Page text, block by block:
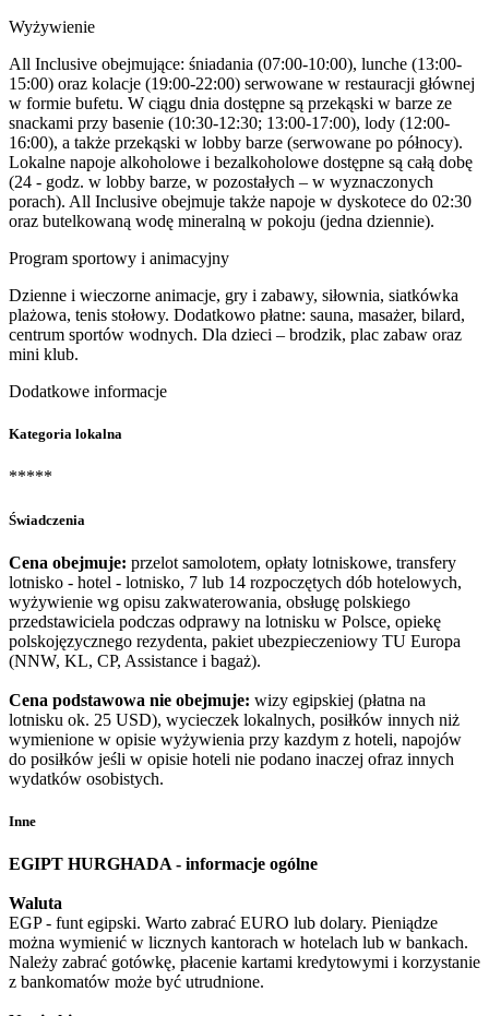
Wyżywienie
All Inclusive obejmujące: śniadania (07:00-10:00), lunche (13:00-
15:00) oraz kolacje (19:00-22:00) serwowane w restauracji głównej
w formie bufetu. W ciągu dnia dostępne są przekąski w barze ze
snackami przy basenie (10:30-12:30; 13:00-17:00), lody (12:00-
16:00), a także przekąski w lobby barze (serwowane po północy).
Lokalne napoje alkoholowe i bezalkoholowe dostępne są całą dobę
(24 - godz. w lobby barze, w pozostałych – w wyznaczonych
porach). All Inclusive obejmuje także napoje w dyskotece do 02:30
oraz butelkowaną wodę mineralną w pokoju (jedna dziennie).
Program sportowy i animacyjny
Dzienne i wieczorne animacje, gry i zabawy, siłownia, siatkówka
plażowa, tenis stołowy. Dodatkowo płatne: sauna, masażer, bilard,
centrum sportów wodnych. Dla dzieci – brodzik, plac zabaw oraz
mini klub.
Dodatkowe informacje
Kategoria lokalna
*****
Świadczenia
Cena obejmuje: przelot samolotem, opłaty lotniskowe, transfery
lotnisko - hotel - lotnisko, 7 lub 14 rozpoczętych dób hotelowych,
wyżywienie wg opisu zakwaterowania, obsługę polskiego
przedstawiciela podczas odprawy na lotnisku w Polsce, opiekę
polskojęzycznego rezydenta, pakiet ubezpieczeniowy TU Europa
(NNW, KL, CP, Assistance i bagaż).
Cena podstawowa nie obejmuje: wizy egipskiej (płatna na
lotnisku ok. 25 USD), wycieczek lokalnych, posiłków innych niż
wymienione w opisie wyżywienia przy kazdym z hoteli, napojów
do posiłków jeśli w opisie hoteli nie podano inaczej ofraz innych
wydatków osobistych.
Inne
EGIPT HURGHADA - informacje ogólne
Waluta
EGP - funt egipski. Warto zabrać EURO lub dolary. Pieniądze
można wymienić w licznych kantorach w hotelach lub w bankach.
Należy zabrać gotówkę, płacenie kartami kredytowymi i korzystanie
z bankomatów może być utrudnione.